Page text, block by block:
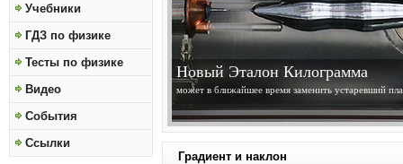
Учебники
ГДЗ по физике
Тесты по физике
Видео
События
Ссылки
Солнце Становится Ближе
получены изображения высокого разрешения
обсерватории Solar Dynamics Observatory...
Градиент и наклон